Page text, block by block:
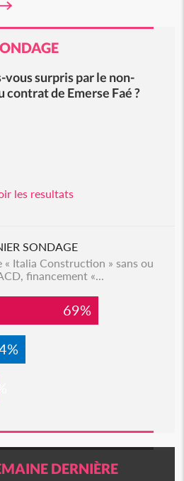
surpris par le non-
de Emerse Faé ?
les resultats
SONDAGE
Italia Construction » sans ou
financement «...
69%
DERNIÈRE